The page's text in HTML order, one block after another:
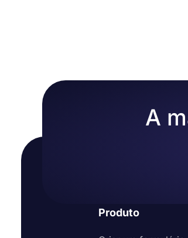
A
Produto